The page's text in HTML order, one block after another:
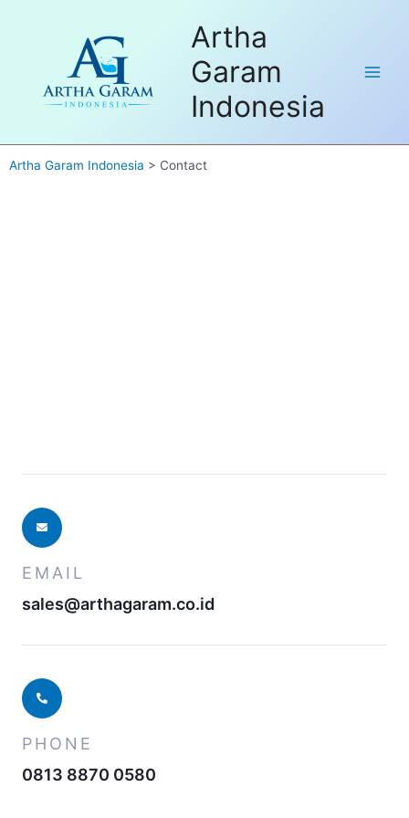
Artha
Garam
Indonesia
Artha Garam Indonesia > Contact
EMAIL
sales@arthagaram.co.id
PHONE
0813 8870 0580
Dapatkan FREE Sample untuk
pembelian pertama. Hubungi kami